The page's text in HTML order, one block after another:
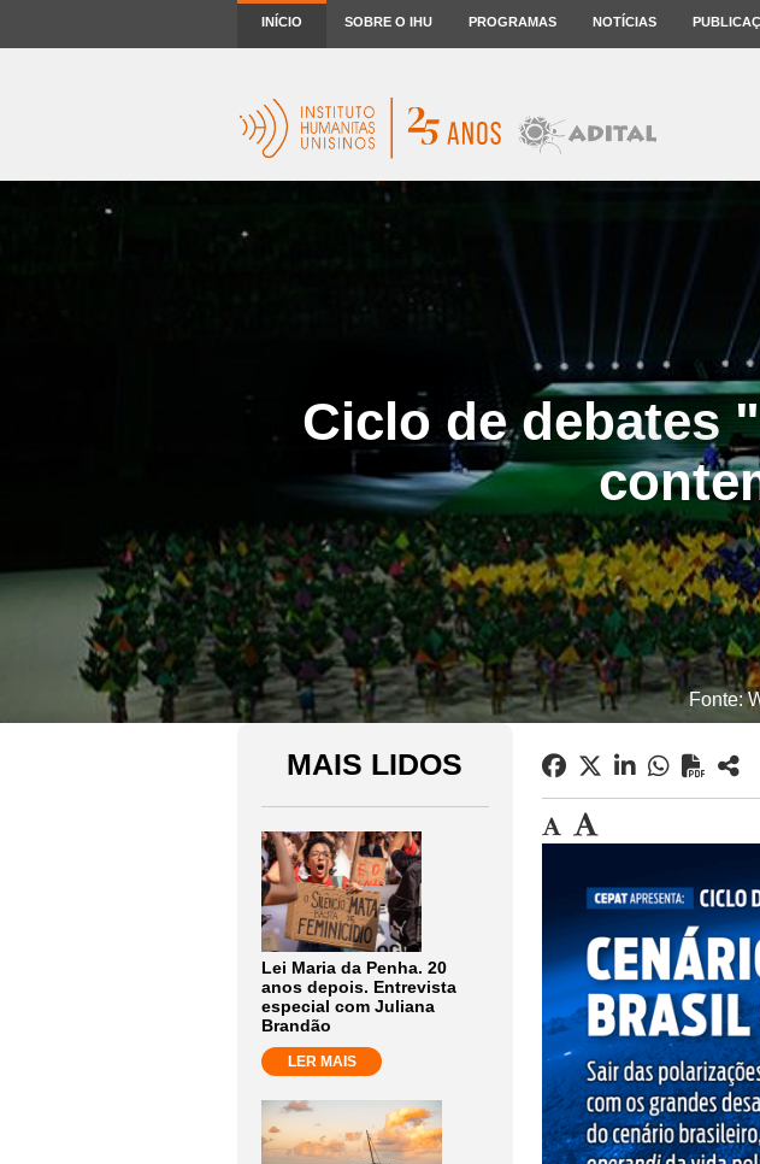
INÍCIO SOBRE O IHU PROGRAMAS NOTÍCIAS
Ciclo de debates
Fonte:
MAIS LIDOS
Lei Maria da Penha. 20
anos depois. Entrevista
especial com Juliana
Brandão
LER MAIS